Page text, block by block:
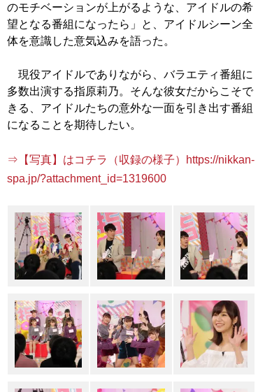
のモチベーションが上がるような、アイドルの希
望となる番組になったら」と、アイドルシーン全
体を意識した意気込みを語った。
現役アイドルでありながら、バラエティ番組に
多数出演する指原莉乃。そんな彼女だからこそで
きる、アイドルたちの意外な一面を引き出す番組
になることを期待したい。
⇒【写真】はコチラ（収録の様子）https://nikkan-
spa.jp/?attachment_id=1319600